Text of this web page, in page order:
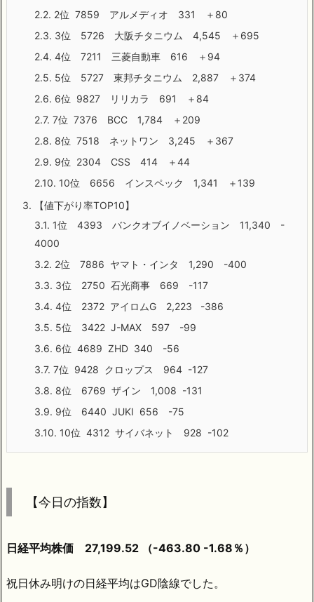
2.2. 2位 7859 アルメディオ 331 ＋80
2.3. 3位 5726 大阪チタニウム 4,545 ＋695
2.4. 4位 7211 三菱自動車 616 ＋94
2.5. 5位 5727 東邦チタニウム 2,887 ＋374
2.6. 6位 9827 リリカラ 691 ＋84
2.7. 7位 7376 BCC 1,784 ＋209
2.8. 8位 7518 ネットワン 3,245 ＋367
2.9. 9位 2304 CSS 414 ＋44
2.10. 10位 6656 インスペック 1,341 ＋139
3. 【値下がり率TOP10】
3.1. 1位 4393 バンクオブイノベーション 11,340 -
4000
3.2. 2位 7886 ヤマト・インタ 1,290 -400
3.3. 3位 2750 石光商事 669 -117
3.4. 4位 2372 アイロムG 2,223 -386
3.5. 5位 3422 J-MAX 597 -99
3.6. 6位 4689 ZHD 340 -56
3.7. 7位 9428 クロップス 964 -127
3.8. 8位 6769 ザイン 1,008 -131
3.9. 9位 6440 JUKI 656 -75
3.10. 10位 4312 サイバネット 928 -102
【今日の指数】
日経平均株価 27,199.52 （-463.80 -1.68％）
祝日休み明けの日経平均はGD陰線でした。